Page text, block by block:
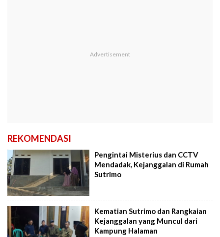
REKOMENDASI
Pengintai Misterius dan CCTV
Mendadak, Kejanggalan di Rumah
Sutrimo
Kematian Sutrimo dan Rangkaian
Kejanggalan yang Muncul dari
Kampung Halaman